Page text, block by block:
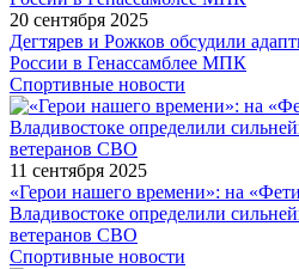
20 сентября 2025
Дегтярев и Рожков обсудили
России в Генассамблее МПК
Спортивные новости
11 сентября 2025
«Герои нашего времени»: на
Владивостоке определили
ветеранов СВО
Спортивные новости